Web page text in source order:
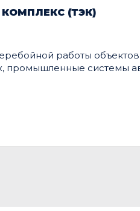
(ТЭК)
работы
промышленные системы